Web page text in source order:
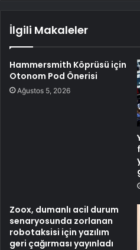
İlgili Makaleler
Hammersmith Köprüsü için
Otonom Pod Önerisi
Ağustos 5, 2026
Zoox, dumanlı acil durum
senaryosunda zorlanan
robotaksisi için yazılım
geri çağırması yayınladı